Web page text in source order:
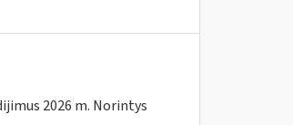
2026 m. Norintys